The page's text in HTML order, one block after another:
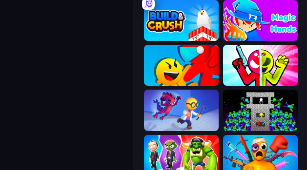
Build and Crush Magic Hands
Riot Escape Stickman Zombie vs Stickman Hero
Bounce Out Stick Epic Fighter